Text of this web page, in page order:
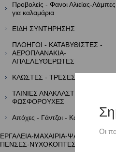
Προβολείς - Φανοι Αλιείας-Λάμπες
για καλαμάρια
ΕΙΔΗ ΣΥΝΤΗΡΗΣΗΣ
ΠΛΟΗΓΟΙ - ΚΑΤΑΒΥΘΙΣΤΕΣ -
ΑΕΡΟΠΛΑΝΑΚΙΑ-
ΑΠΛΕΛΕΥΘΕΡΩΤΕΣ
ΚΛΩΣΤΕΣ - ΤΡΕΣΕΣ - ΦΤΕΡΑ
ΤΑΙΝΙΕΣ ΑΝΑΚΛΑΣΤΙΚΕΣ -
ΦΩΣΦΟΡΟΥΧΕΣ
Απόχες - Γάντζοι - Καμάκια
ΕΡΓΑΛΕΙΑ-ΜΑΧΑΙΡΙΑ-ΨΑΛΙΔΙΑ-
ΠΕΝΣΕΣ-ΝΥΧΟΚΟΠΤΕΣ
Οι